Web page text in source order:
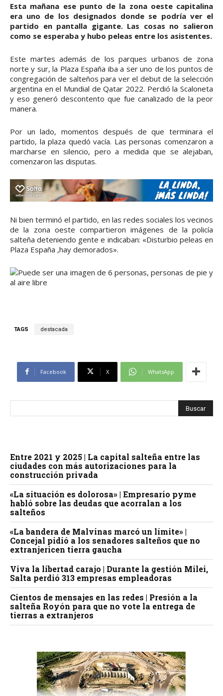
Esta mañana ese punto de la zona oeste capitalina
era uno de los designados donde se podría ver el
partido en pantalla gigante. Las cosas no salieron
como se esperaba y hubo peleas entre los asistentes.
Este martes además de los parques urbanos de zona
norte y sur, la Plaza España iba a ser uno de los puntos de
congregación de salteños para ver el debut de la selección
argentina en el Mundial de Qatar 2022. Perdió la Scaloneta
y eso generó descontento que fue canalizado de la peor
manera.
Por un lado, momentos después de que terminara el
partido, la plaza quedó vacía. Las personas comenzaron a
marcharse en silencio, pero a medida que se alejaban,
comenzaron las disputas.
Ni bien terminó el partido, en las redes sociales los vecinos
de la zona oeste compartieron imágenes de la policía
salteña deteniendo gente e indicaban: «Disturbio peleas en
Plaza España ,hay demorados».
TAGS destacada
Facebook X WhatsApp
Entre 2021 y 2025 | La capital salteña entre las
ciudades con más autorizaciones para la
construcción privada
«La situación es dolorosa» | Empresario pyme
habló sobre las deudas que acorralan a los
salteños
«La bandera de Malvinas marcó un límite» |
Concejal pidió a los senadores salteños que no
extranjericen tierra gaucha
Viva la libertad carajo | Durante la gestión Milei,
Salta perdió 313 empresas empleadoras
Cientos de mensajes en las redes | Presión a la
salteña Royón para que no vote la entrega de
tierras a extranjeros